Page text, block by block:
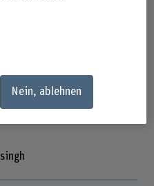
Nein, ablehnen